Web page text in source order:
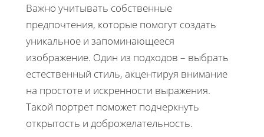
Важно учитывать собственные
предпочтения, которые помогут создать
уникальное и запоминающееся
изображение. Один из подходов – выбрать
естественный стиль, акцентируя внимание
на простоте и искренности выражения.
Такой портрет поможет подчеркнуть
открытость и доброжелательность.